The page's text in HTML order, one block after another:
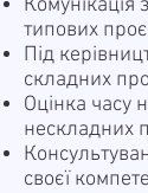
Комунікація
типових
Під
складних
Оцінка часу
нескладних
своєї